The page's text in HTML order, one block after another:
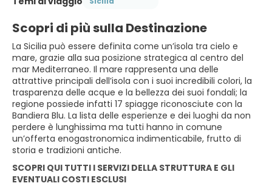
Scopri di più sulla Destinazione
La Sicilia può essere definita come un’isola tra cielo e
mare, grazie alla sua posizione strategica al centro del
mar Mediterraneo. Il mare rappresenta una delle
attrattive principali dell’isola con i suoi incredibili colori, la
trasparenza delle acque e la bellezza dei suoi fondali; la
regione possiede infatti 17 spiagge riconosciute con la
Bandiera Blu. La lista delle esperienze e dei luoghi da non
perdere è lunghissima ma tutti hanno in comune
un’offerta enogastronomica indimenticabile, frutto di
storia e tradizioni antiche.
SCOPRI QUI TUTTI I SERVIZI DELLA STRUTTURA E GLI
EVENTUALI COSTI ESCLUSI